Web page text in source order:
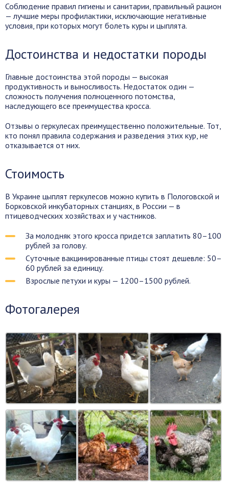
Соблюдение правил гигиены и санитарии, правильный рацион
— лучшие меры профилактики, исключающие негативные
условия, при которых могут болеть куры и цыплята.
Достоинства и недостатки породы
Главные достоинства этой породы — высокая
продуктивность и выносливость. Недостаток один —
сложность получения полноценного потомства,
наследующего все преимущества кросса.
Отзывы о геркулесах преимущественно положительные. Тот,
кто понял правила содержания и разведения этих кур, не
отказывается от них.
Стоимость
В Украине цыплят геркулесов можно купить в Пологовской и
Борковской инкубаторных станциях, в России — в
птицеводческих хозяйствах и у частников.
За молодняк этого кросса придется заплатить 80–100
рублей за голову.
Суточные вакцинированные птицы стоят дешевле: 50–
60 рублей за единицу.
Взрослые петухи и куры — 1200–1500 рублей.
Фотогалерея